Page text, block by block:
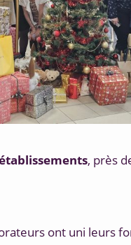
, près
ont uni leurs